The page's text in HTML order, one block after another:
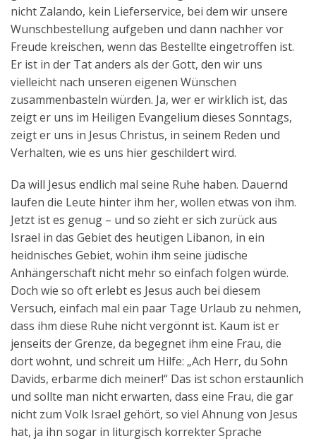
nicht Zalando, kein Lieferservice, bei dem wir unsere
Wunschbestellung aufgeben und dann nachher vor
Freude kreischen, wenn das Bestellte eingetroffen ist.
Er ist in der Tat anders als der Gott, den wir uns
vielleicht nach unseren eigenen Wünschen
zusammenbasteln würden. Ja, wer er wirklich ist, das
zeigt er uns im Heiligen Evangelium dieses Sonntags,
zeigt er uns in Jesus Christus, in seinem Reden und
Verhalten, wie es uns hier geschildert wird.
Da will Jesus endlich mal seine Ruhe haben. Dauernd
laufen die Leute hinter ihm her, wollen etwas von ihm.
Jetzt ist es genug – und so zieht er sich zurück aus
Israel in das Gebiet des heutigen Libanon, in ein
heidnisches Gebiet, wohin ihm seine jüdische
Anhängerschaft nicht mehr so einfach folgen würde.
Doch wie so oft erlebt es Jesus auch bei diesem
Versuch, einfach mal ein paar Tage Urlaub zu nehmen,
dass ihm diese Ruhe nicht vergönnt ist. Kaum ist er
jenseits der Grenze, da begegnet ihm eine Frau, die
dort wohnt, und schreit um Hilfe: „Ach Herr, du Sohn
Davids, erbarme dich meiner!“ Das ist schon erstaunlich
und sollte man nicht erwarten, dass eine Frau, die gar
nicht zum Volk Israel gehört, so viel Ahnung von Jesus
hat, ja ihn sogar in liturgisch korrekter Sprache